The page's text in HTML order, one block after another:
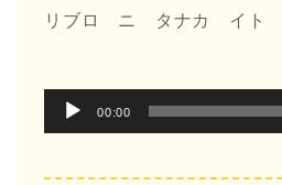
リブロ ニ タナカ イト
声
00:00